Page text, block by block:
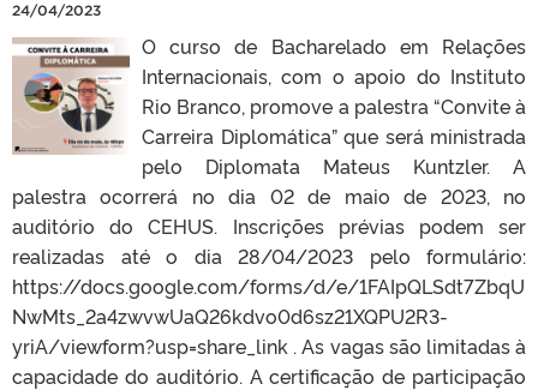
24/04/2023
O curso de Bacharelado em Relações
Internacionais, com o apoio do Instituto
Rio Branco, promove a palestra “Convite à
Carreira Diplomática” que será ministrada
pelo Diplomata Mateus Kuntzler. A
palestra ocorrerá no dia 02 de maio de 2023, no
auditório do CEHUS. Inscrições prévias podem ser
realizadas até o dia 28/04/2023 pelo formulário:
https://docs.google.com/forms/d/e/1FAIpQLSdt7ZbqU
NwMts_2a4zwvwUaQ26kdvo0d6sz21XQPU2R3-
yriA/viewform?usp=share_link . As vagas são limitadas à
capacidade do auditório. A certificação de participação